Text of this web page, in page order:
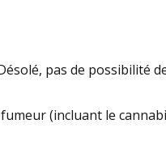
pas de possibilité
(incluant le